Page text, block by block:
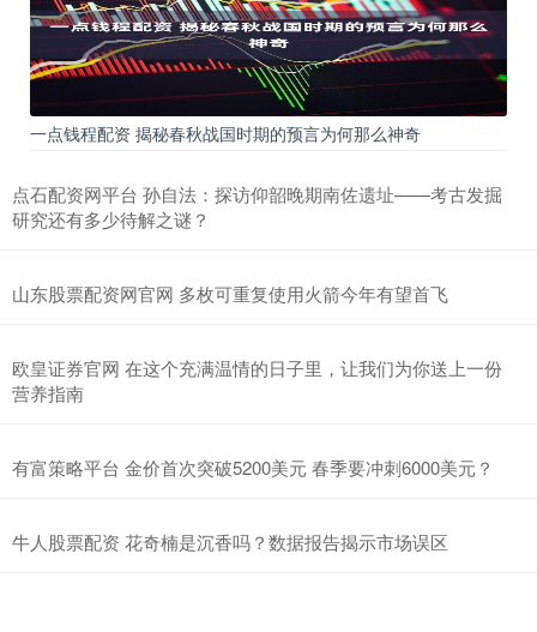
一点钱程配资 揭秘春秋战国时期的预言为何那么神奇
点石配资网平台 孙自法：探访仰韶晚期南佐遗址——考古发掘
研究还有多少待解之谜？
山东股票配资网官网 多枚可重复使用火箭今年有望首飞
欧皇证券官网 在这个充满温情的日子里，让我们为你送上一份
营养指南
有富策略平台 金价首次突破5200美元 春季要冲刺6000美元？
牛人股票配资 花奇楠是沉香吗？数据报告揭示市场误区